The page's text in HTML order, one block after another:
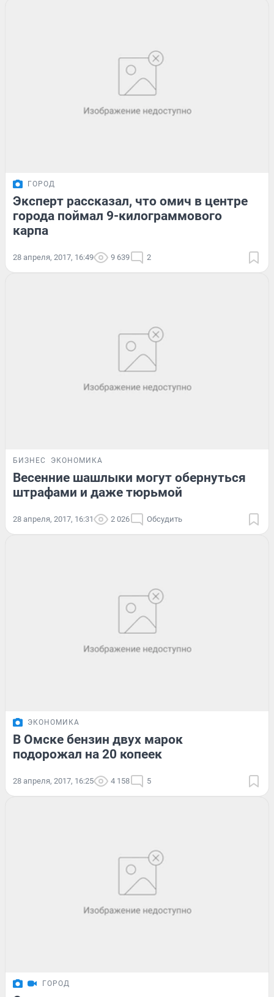
ГОРОД
Эксперт рассказал, что омич в центре
города поймал 9-килограммового
карпа
28 апреля, 2017, 16:49 9 639 2
БИЗНЕС ЭКОНОМИКА
Весенние шашлыки могут обернуться
штрафами и даже тюрьмой
28 апреля, 2017, 16:31 2 026 Обсудить
ЭКОНОМИКА
В Омске бензин двух марок
подорожал на 20 копеек
28 апреля, 2017, 16:25 4 158 5
ГОРОД